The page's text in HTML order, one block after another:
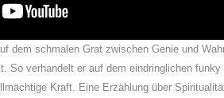
dem schmalen Grat zwischen Genie und
So verhandelt er auf dem eindringlichen funky
Kraft. Eine Erzählung über